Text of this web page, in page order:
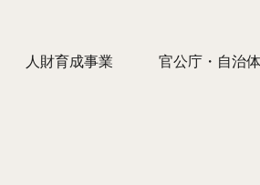
人財育成事業 官公庁・自治